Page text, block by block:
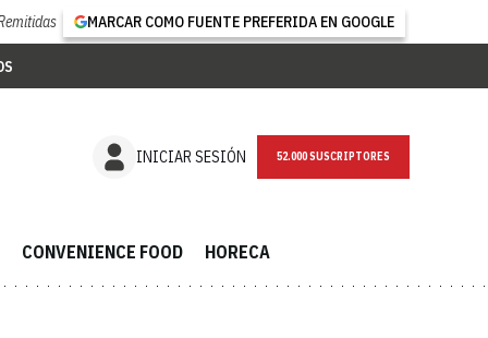
MARCAR COMO FUENTE PREFERIDA EN GOOGLE
INICIAR SESIÓN NEWSLETTER
CONVENIENCE FOOD HORECA